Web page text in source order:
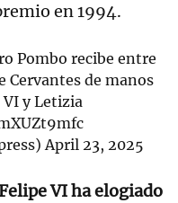
en 1994.
Pombo recibe entre
Cervantes de manos
VI y Letizia
April 23, 2025
VI ha elogiado